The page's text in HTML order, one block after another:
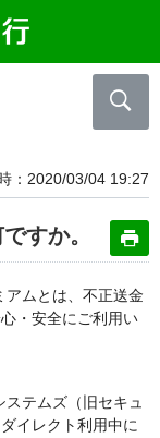
2020/03/04 19:27
すか。
アムとは、不正送金
・安全にご利用い
テムズ（旧セキュ
イレクト利用中に